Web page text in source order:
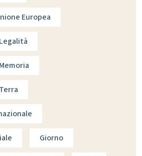
Europea
Giorno